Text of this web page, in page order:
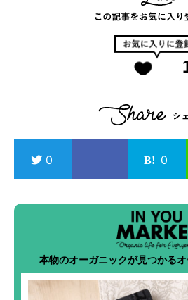
0 0
本物のオーガニックが見つかる